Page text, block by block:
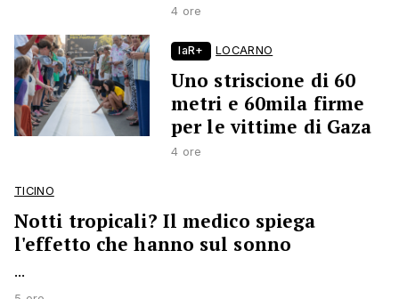
4 ore
laR+ LOCARNO
Uno striscione di 60
metri e 60mila firme
per le vittime di Gaza
4 ore
TICINO
Notti tropicali? Il medico spiega
l'effetto che hanno sul sonno
...